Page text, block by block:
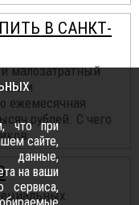
В САНКТ-
малозатратный
и
ежемесячная
рублей. С чего
что при
сайте,
данные,
на ваши
сервиса,